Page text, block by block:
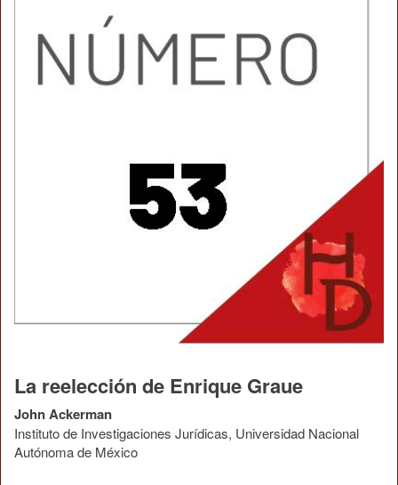
La reelección de Enrique Graue
John Ackerman
Instituto de Investigaciones Jurídicas, Universidad Nacional
Autónoma de México